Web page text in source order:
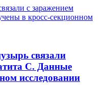
с заражением
в кросс-секционном
связали
С. Данные
исследовании